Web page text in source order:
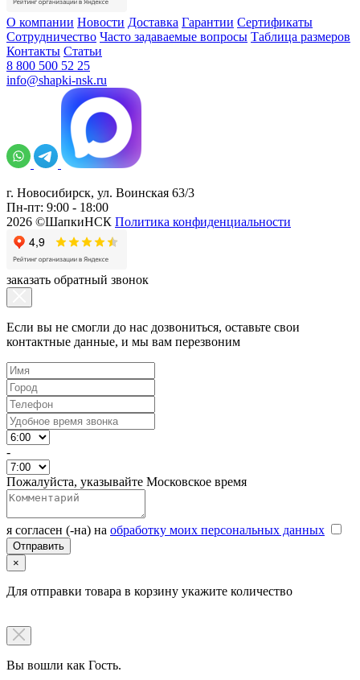
О компании Новости Доставка Гарантии Сертификаты
Сотрудничество Часто задаваемые вопросы Таблица размеров
Контакты Статьи
8 800 500 52 25
info@shapki-nsk.ru
г. Новосибирск, ул. Воинская 63/3
Пн-пт: 9:00 - 18:00
2026 ©ШапкиНСК Политика конфиденциальности
заказать обратный звонок
Если вы не смогли до нас дозвониться, оставьте свои
контактные данные, и мы вам перезвоним
-
Пожалуйста, указывайте Московское время
я согласен (-на) на обработку моих персональных данных
×
Для отправки товара в корзину укажите количество
Вы вошли как Гость.